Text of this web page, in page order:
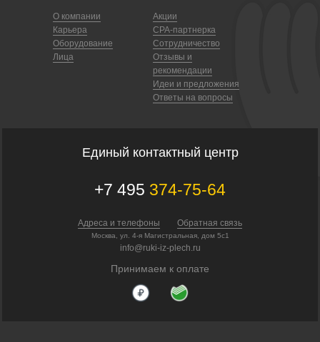
О компании
Карьера
Оборудование
Лица
Акции
CPA-партнерка
Сотрудничество
Отзывы и
рекомендации
Идеи и предложения
Ответы на вопросы
Единый контактный центр
+7 495 374-75-64
Адреса и телефоны Обратная связь
Москва, ул. 4-я Магистральная, дом 5с1
info@ruki-iz-plech.ru
Принимаем к оплате